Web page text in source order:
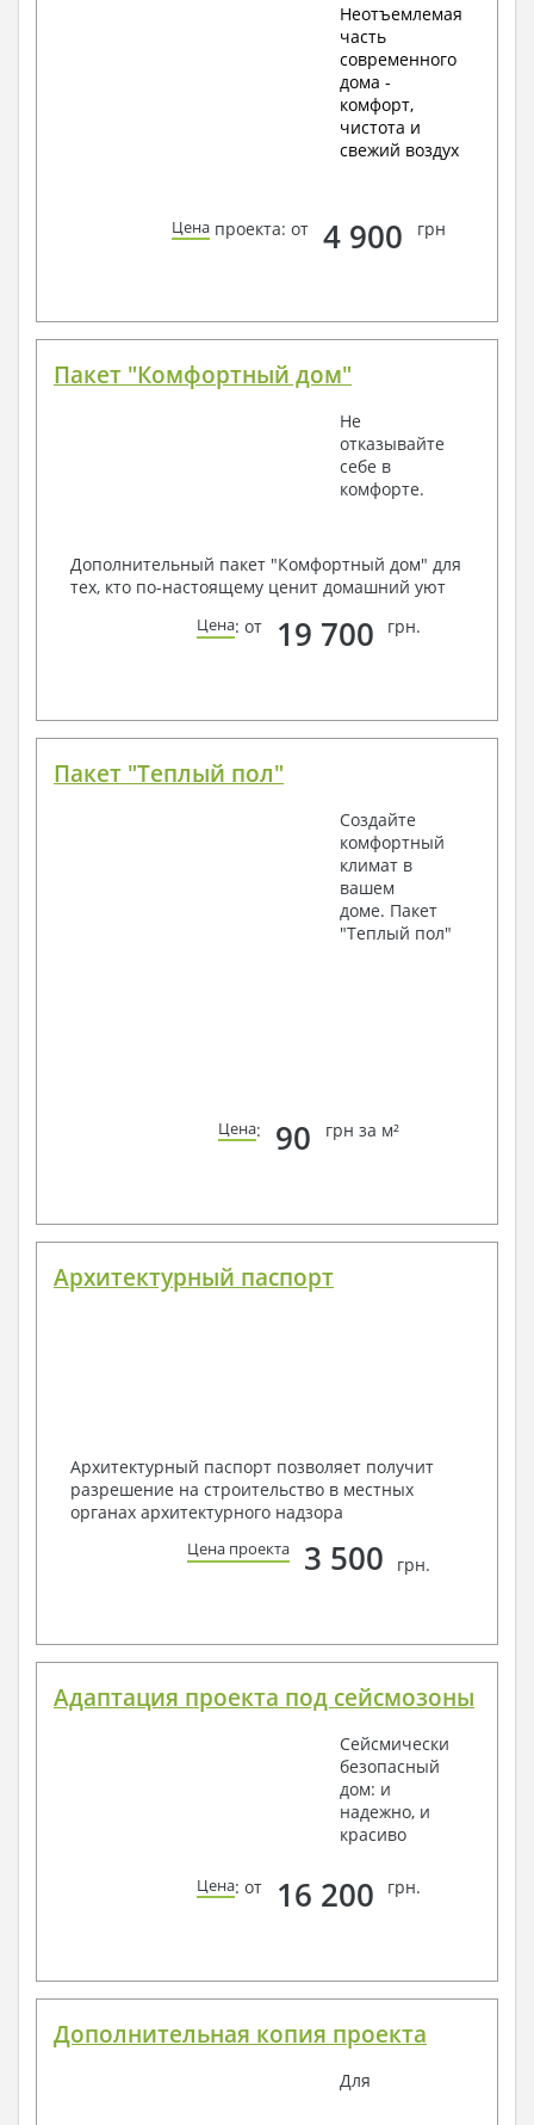
Неотъемлемая
часть
современного
дома -
комфорт,
чистота и
свежий воздух
Цена проекта: от 4 900 грн
Пакет "Комфортный дом"
Не
отказывайте
себе в
комфорте.
Дополнительный пакет "Комфортный дом" для
тех, кто по-настоящему ценит домашний уют
Цена: от 19 700 грн.
Пакет "Теплый пол"
Создайте
комфортный
климат в
вашем
доме. Пакет
"Теплый пол"
Цена: 90 грн за м²
Архитектурный паспорт
Архитектурный паспорт позволяет получит
разрешение на строительство в местных
органах архитектурного надзора
Цена проекта 3 500 грн.
Адаптация проекта под сейсмозоны
Сейсмически
безопасный
дом: и
надежно, и
красиво
Цена: от 16 200 грн.
Дополнительная копия проекта
Для